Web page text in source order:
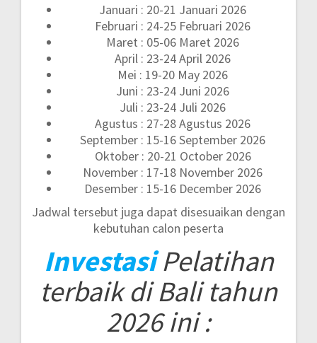
Januari : 20-21 Januari 2026
Februari : 24-25 Februari 2026
Maret : 05-06 Maret 2026
April : 23-24 April 2026
Mei : 19-20 May 2026
Juni : 23-24 Juni 2026
Juli : 23-24 Juli 2026
Agustus : 27-28 Agustus 2026
September : 15-16 September 2026
Oktober : 20-21 October 2026
November : 17-18 November 2026
Desember : 15-16 December 2026
Jadwal tersebut juga dapat disesuaikan dengan
kebutuhan calon peserta
Investasi Pelatihan
terbaik di Bali tahun
2026 ini :